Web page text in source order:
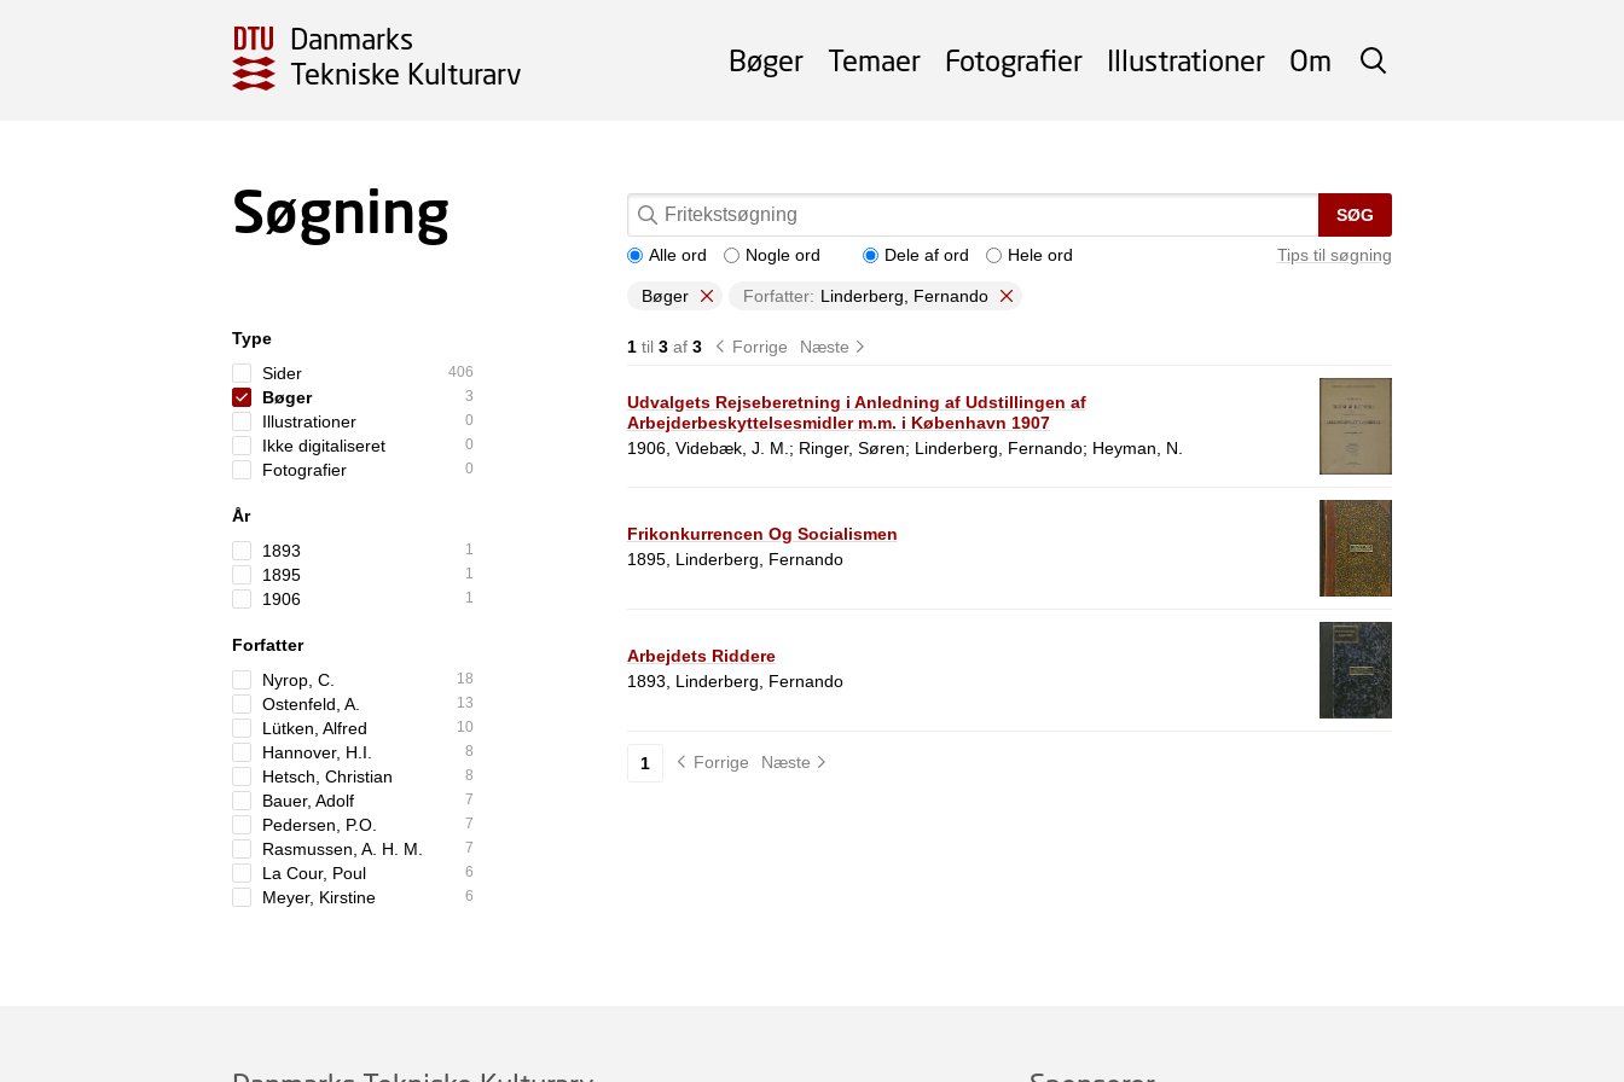
Danmarks
Tekniske Kulturarv
SØG
Bøger Temaer Fotografier Illustrationer Om
Søgning SØG
Tips til søgning
Alle ord Nogle ord Dele af ord Hele ord
Bøger Forfatter: Linderberg, Fernando
Type
Sider
406
Bøger 3
Illustrationer 0
Ikke digitaliseret 0
Fotografier 0
År
1893
1
1895 1
1906 1
Forfatter
Nyrop, C.
18
Ostenfeld, A. 13
Lütken, Alfred 10
Hannover, H.I. 8
Hetsch, Christian 8
Bauer, Adolf 7
Pedersen, P.O. 7
Rasmussen, A. H. M. 7
La Cour, Poul 6
Meyer, Kirstine 6
1til 3af 3 Forrige Næste
Udvalgets Rejseberetning i Anledning af Udstillingen af
Arbejderbeskyttelsesmidler m.m. i København 1907
1906, Videbæk, J. M.; Ringer, Søren; Linderberg, Fernando; Heyman, N.
Frikonkurrencen Og Socialismen
1895, Linderberg, Fernando
Arbejdets Riddere
1893, Linderberg, Fernando
1 Forrige Næste